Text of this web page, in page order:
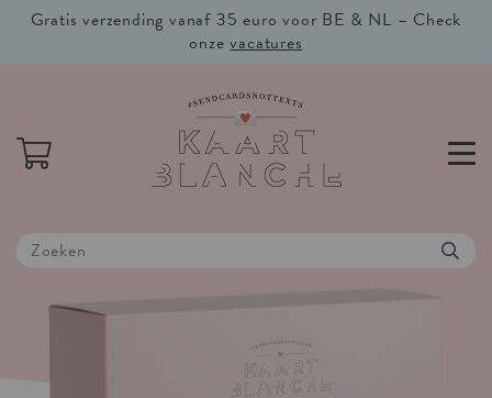
Gratis verzending vanaf 35 euro voor BE & NL – Check
onzevacatures